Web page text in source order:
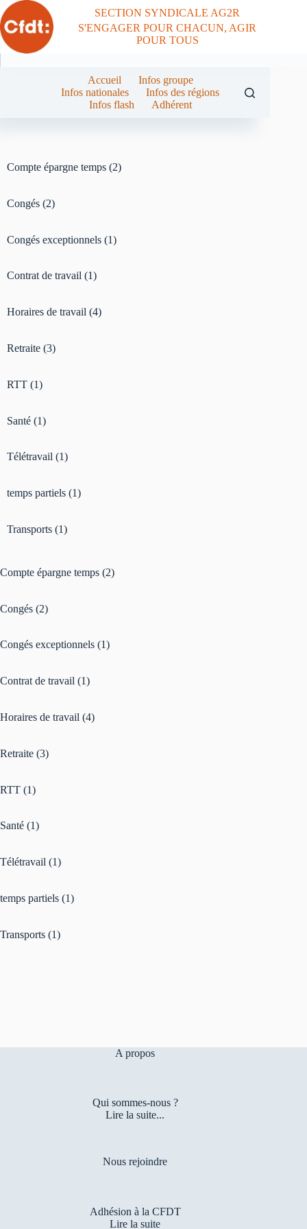
SECTION SYNDICALE AG2R
S'ENGAGER POUR CHACUN, AGIR
POUR TOUS
Accueil
Infos groupe
Infos nationales
Infos des régions
Infos flash
Adhérent
Compte épargne temps (2)
Congés (2)
Congés exceptionnels (1)
Contrat de travail (1)
Horaires de travail (4)
Retraite (3)
RTT (1)
Santé (1)
Télétravail (1)
temps partiels (1)
Transports (1)
Compte épargne temps (2)
Congés (2)
Congés exceptionnels (1)
Contrat de travail (1)
Horaires de travail (4)
Retraite (3)
RTT (1)
Santé (1)
Télétravail (1)
temps partiels (1)
Transports (1)
A propos
Qui sommes-nous ?
Lire la suite...
Nous rejoindre
Adhésion à la CFDT
Lire la suite